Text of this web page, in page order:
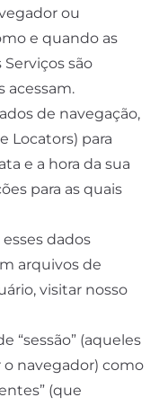
ou
e quando as
são
acessam.
de navegação,
Locators) para
e a hora da sua
para as quais
dados
arquivos de
visitar nosso
“sessão” (aqueles
navegador) como
(que